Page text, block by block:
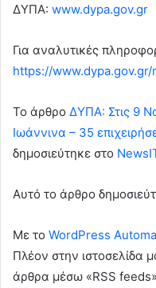
ΔΥΠΑ: www.dypa.gov.gr
Για αναλυτικές
https://www.dypa.gov.gr/
To άρθρο ΔΥΠΑ: Στις 9
Ιωάννινα – 35
δημοσιεύτηκε στο
Αυτό το άρθρο
Με το WordPress
Πλέον στην ιστοσελίδα
άρθρα μέσω «RSS